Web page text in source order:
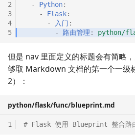
2
3
4
5
-
Python:
-
Flask:
-
入门 :
-
路由管理 : python/
但是 nav 里面定义的标题会有简略
够取 Markdown 文档的第一个一级
2）：
python/flask/func/blueprint.md
1 # Flask 使用 Blueprint 整合路